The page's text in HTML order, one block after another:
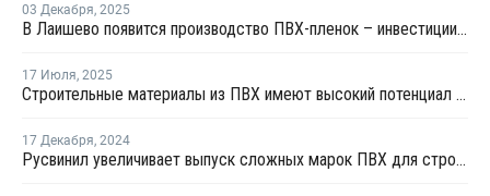
03 Декабря, 2025
В Лаишево появится производство ПВХ-пленок – инвестиции составили более 1 млрд рублей
17 Июля, 2025
Строительные материалы из ПВХ имеют высокий потенциал роста в России
17 Декабря, 2024
Русвинил увеличивает выпуск сложных марок ПВХ для строительства